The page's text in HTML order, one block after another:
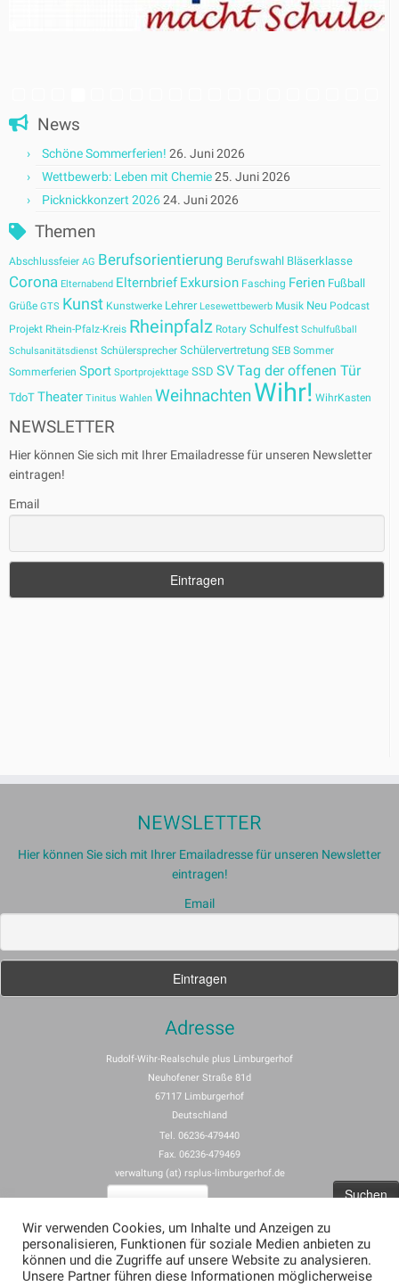
News
Schöne Sommerferien! 26. Juni 2026
Wettbewerb: Leben mit Chemie25. Juni 2026
Picknickkonzert 202624. Juni 2026
Themen
Abschlussfeier AG Berufsorientierung Berufswahl Bläserklasse
Corona Elternabend Elternbrief Exkursion Fasching Ferien Fußball
Grüße GTS Kunst Kunstwerke Lehrer Lesewettbewerb Musik Neu Podcast
Projekt Rhein-Pfalz-Kreis Rheinpfalz Rotary Schulfest Schulfußball
Schulsanitätsdienst Schülersprecher Schülervertretung SEB Sommer
Sommerferien Sport Sportprojekttage SSD SVTag der offenen Tür
TdoT Theater Tinitus Wahlen WeihnachtenWihr! WihrKasten
NEWSLETTER
Hier können Sie sich mit Ihrer Emailadresse für unseren Newsletter
eintragen!
Email
NEWSLETTER
Hier können Sie sich mit Ihrer Emailadresse für unseren Newsletter
eintragen!
Email
Adresse
Rudolf-Wihr-Realschule plus Limburgerhof
Neuhofener Straße 81d
67117 Limburgerhof
Deutschland
Tel. 06236-479440
Fax. 06236-479469
verwaltung (at) rsplus-limburgerhof.de
Impressum
Allgemeine Nutzungsbedingungen für rspus-limburgerhof.de
Wir verwenden Cookies, um Inhalte und Anzeigen zu
personalisieren, Funktionen für soziale Medien anbieten zu
können und die Zugriffe auf unsere Website zu analysieren.
Unsere Partner führen diese Informationen möglicherweise